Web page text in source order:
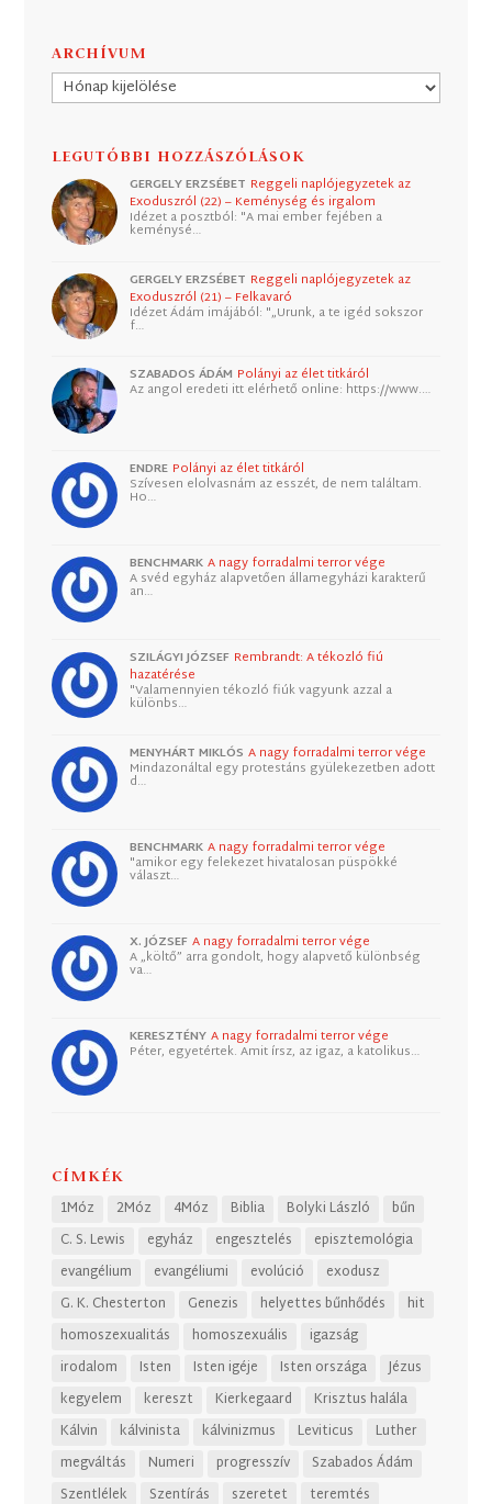
ARCHÍVUM
Archívum
LEGUTÓBBI HOZZÁSZÓLÁSOK
GERGELY ERZSÉBET Reggeli naplójegyzetek az
Exoduszról (22) – Keménység és irgalom
Idézet a posztból: "A mai ember fejében a
keménysé…
GERGELY ERZSÉBET Reggeli naplójegyzetek az
Exoduszról (21) – Felkavaró
Idézet Ádám imájából: "„Urunk, a te igéd sokszor
f…
SZABADOS ÁDÁM Polányi az élet titkáról
Az angol eredeti itt elérhető online: https://www.…
ENDRE Polányi az élet titkáról
Szívesen elolvasnám az esszét, de nem találtam.
Ho…
BENCHMARK A nagy forradalmi terror vége
A svéd egyház alapvetően államegyházi karakterű
an…
SZILÁGYI JÓZSEF Rembrandt: A tékozló fiú
hazatérése
"Valamennyien tékozló fiúk vagyunk azzal a
különbs…
MENYHÁRT MIKLÓS A nagy forradalmi terror vége
Mindazonáltal egy protestáns gyülekezetben adott
d…
BENCHMARK A nagy forradalmi terror vége
"amikor egy felekezet hivatalosan püspökké
választ…
X. JÓZSEF A nagy forradalmi terror vége
A „költő” arra gondolt, hogy alapvető különbség
va…
KERESZTÉNY A nagy forradalmi terror vége
Péter, egyetértek. Amit írsz, az igaz, a katolikus…
CÍMKÉK
1Móz 2Móz 4Móz Biblia Bolyki László
bűn
C. S. Lewis
egyház engesztelés
episztemológia
evangélium
evangéliumi evolúció
exodusz
G. K. Chesterton
Genezis helyettes bűnhődés
hit
homoszexualitás
homoszexuális
igazság
irodalom
Isten Isten igéje Isten országa
Jézus
kegyelem
kereszt Kierkegaard
Krisztus halála
Kálvin
kálvinista kálvinizmus Leviticus
Luther
megváltás
Numeri progresszív
Szabados Ádám
Szentlélek
Szentírás szeretet teremtés